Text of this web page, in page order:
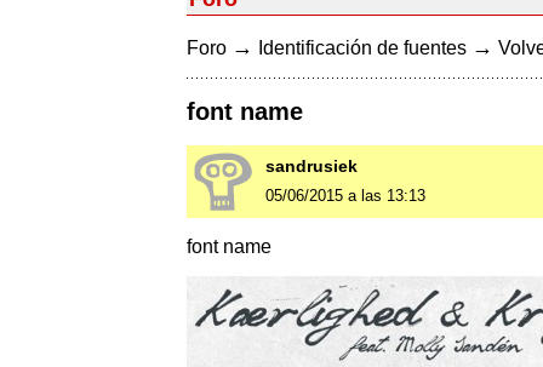
Foro → Identificación de fuentes →
font name
sandrusiek
05/06/2015 a las 13:13
font name